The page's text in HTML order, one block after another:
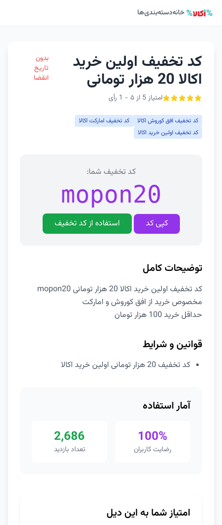
خانهدسته‌بندی‌ها
کد تخفیف اولین خرید
اکالا 20 هزار تومانی
امتیاز 5 از ۵ - 1 رأی
بدون
تاریخ
انقضا
کد تخفیف افق کوروش اکالا
کد تخفیف امارکت اکالا
کد تخفیف اولین خرید اکالا
کد تخفیف شما:
mopon20
کپی کد استفاده از کد تخفیف
توضیحات کامل
کد تخفیف اولین خرید اکالا 20 هزار تومانی mopon20
مخصوص خرید از افق کوروش و امارکت
حداقل خرید 100 هزار تومان
قوانین و شرایط
کد تخفیف 20 هزار تومانی اولین خرید اکالا
آمار استفاده
100%
رضایت کاربران
2,686
تعداد بازدید
امتیاز شما به این دیل